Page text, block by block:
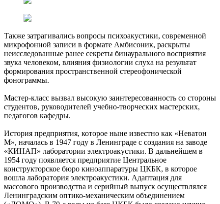
Также затрагивались вопросы психоакустики, современной
микрофонной записи в формате Амбисоник, раскрыты
неисследованные ранее секреты бинаурального восприятия
звука человеком, влияния физиологии слуха на результат
формирования пространственной стереофонической
фонограммы.
Мастер-класс вызвал высокую заинтересованность со стороны
студентов, руководителей учебно-творческих мастерских,
педагогов кафедры.
История предприятия, которое ныне известно как «Неватон
М», началась в 1947 году в Ленинграде с создания на заводе
«КИНАП» лаборатории электроакустики. В дальнейшем в
1954 году появляется предприятие Центральное
конструкторское бюро киноаппаратуры ЦКБК, в которое
вошла лаборатория электроакустики. Адаптация для
массового производства и серийный выпуск осуществлялся
Ленинградским оптико-механическим объединением